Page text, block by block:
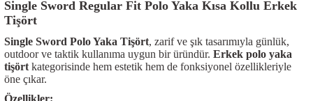
Single Sword Regular Fit Polo Yaka Kısa Kollu Erkek
Tişört
Single Sword Polo Yaka Tişört, zarif ve şık tasarımıyla günlük,
outdoor ve taktik kullanıma uygun bir üründür. Erkek polo yaka
tişört kategorisinde hem estetik hem de fonksiyonel özellikleriyle
öne çıkar.